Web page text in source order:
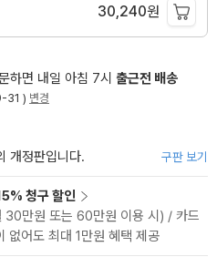
30,240원
하면 내일 아침 7시 출근전 배송
31 ) 변경
개정판입니다. 구판 보기
청구 할인
30만원 또는 60만원 이용 시) / 카드
없어도 최대 1만원 혜택 제공